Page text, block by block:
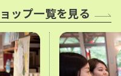
ップ一覧を見る